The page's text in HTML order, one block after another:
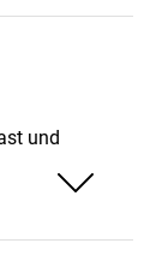
und
anzeigen